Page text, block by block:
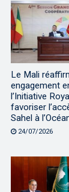
Le Mali
engagement
l’Initiative
favoriser
Sahel à
24/07/2026